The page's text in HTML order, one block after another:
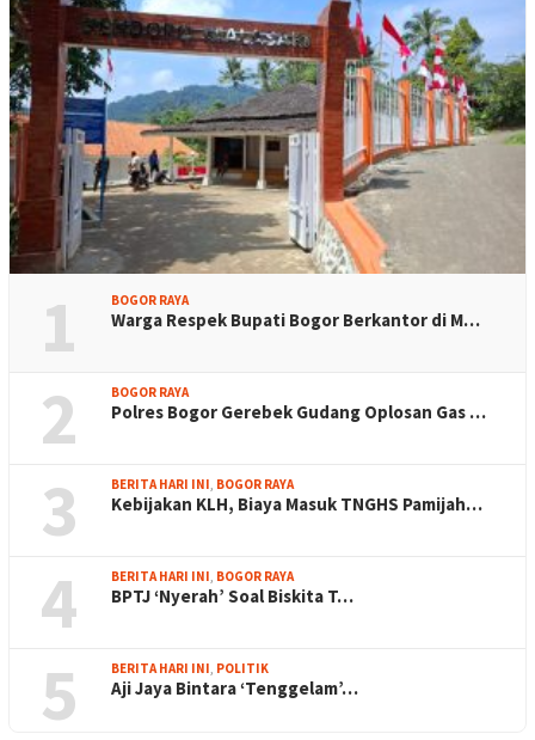
1 BOGOR RAYA
Warga Respek Bupati Bogor Berkantor di M…
2 BOGOR RAYA
Polres Bogor Gerebek Gudang Oplosan Gas …
3 BERITA HARI INI, BOGOR RAYA
Kebijakan KLH, Biaya Masuk TNGHS Pamijah…
4 BERITA HARI INI, BOGOR RAYA
BPTJ ‘Nyerah’ Soal Biskita T…
5 BERITA HARI INI, POLITIK
Aji Jaya Bintara ‘Tenggelam’…